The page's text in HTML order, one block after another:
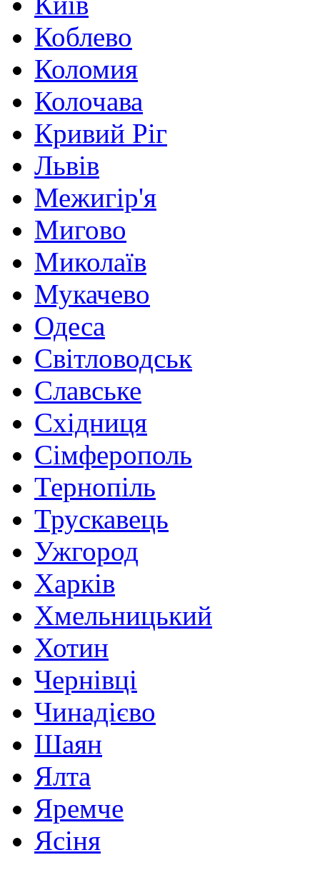
Коблево
Коломия
Колочава
Кривий Ріг
Львів
Межигір'я
Мигово
Миколаїв
Мукачево
Одеса
Світловодськ
Славське
Східниця
Сімферополь
Тернопіль
Трускавець
Ужгород
Харків
Хмельницький
Хотин
Чернівці
Чинадієво
Шаян
Ялта
Яремче
Ясіня